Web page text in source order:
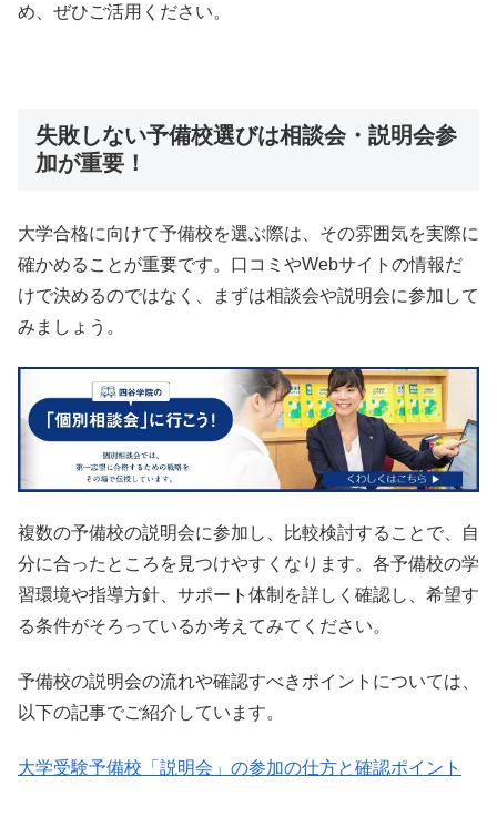
め、ぜひご活用ください。
失敗しない予備校選びは相談会・説明会参
加が重要！
大学合格に向けて予備校を選ぶ際は、その雰囲気を実際に
確かめることが重要です。口コミやWebサイトの情報だ
けで決めるのではなく、まずは相談会や説明会に参加して
みましょう。
複数の予備校の説明会に参加し、比較検討することで、自
分に合ったところを見つけやすくなります。各予備校の学
習環境や指導方針、サポート体制を詳しく確認し、希望す
る条件がそろっているか考えてみてください。
予備校の説明会の流れや確認すべきポイントについては、
以下の記事でご紹介しています。
大学受験予備校「説明会」の参加の仕方と確認ポイント